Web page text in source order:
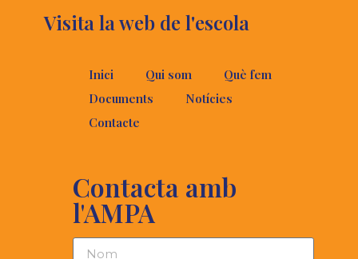
Visita la web de l'escola
Inici Qui som
Què fem
Documents
Notícies
Contacte
Contacta amb
l'AMPA